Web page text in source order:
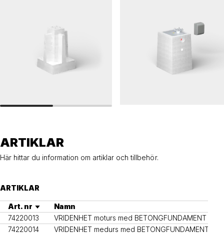
ARTIKLAR
Här hittar du information om artiklar och tillbehör.
ARTIKLAR
Art. nr
Namn
74220013
VRIDENHET moturs med BETONGFUNDAMENT
74220014
VRIDENHET medurs med BETONGFUNDAMENT